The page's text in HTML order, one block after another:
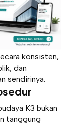
konsisten,
dan
sendirinya.
K3 bukan
tanggung